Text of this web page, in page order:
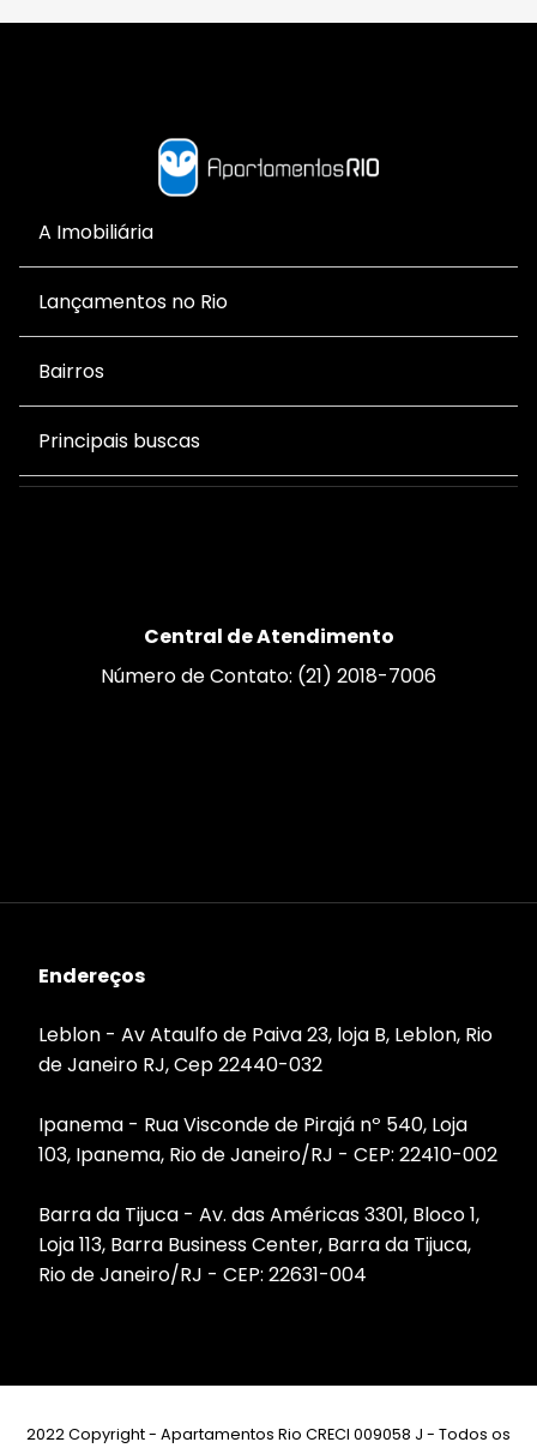
A Imobiliária
Lançamentos no Rio
Bairros
Principais buscas
Central de Atendimento
Número de Contato: (21) 2018-7006
Endereços
Leblon - Av Ataulfo de Paiva 23, loja B, Leblon, Rio
de Janeiro RJ, Cep 22440-032
Ipanema - Rua Visconde de Pirajá nº 540, Loja
103, Ipanema, Rio de Janeiro/RJ - CEP: 22410-002
Barra da Tijuca - Av. das Américas 3301, Bloco 1,
Loja 113, Barra Business Center, Barra da Tijuca,
Rio de Janeiro/RJ - CEP: 22631-004
2022 Copyright - Apartamentos Rio CRECI 009058 J - Todos os